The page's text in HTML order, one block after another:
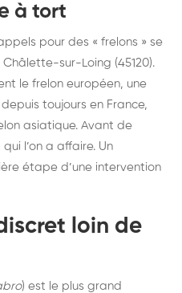
à tort
pour des « frelons » se
sur-Loing (45120).
le frelon européen, une
toujours en France,
asiatique. Avant de
l’on a affaire. Un
étape d’une intervention
loin de
) est le plus grand